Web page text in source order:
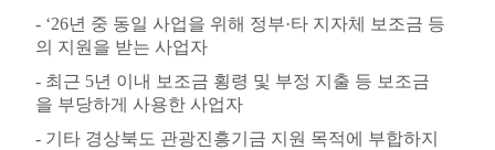
- ‘26년 중 동일 사업을 위해 정부·타 지자체 보조금 등
의 지원을 받는 사업자
- 최근 5년 이내 보조금 횡령 및 부정 지출 등 보조금
을 부당하게 사용한 사업자
- 기타 경상북도 관광진흥기금 지원 목적에 부합하지